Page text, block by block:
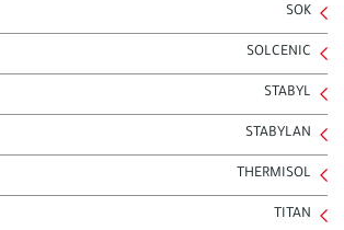
SOK
SOLCENIC
STABYL
STABYLAN
THERMISOL
TITAN